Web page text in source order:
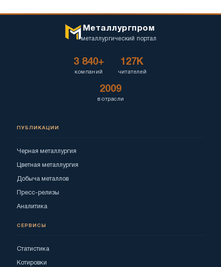
Металлургпром
металлургический портал
3 840+
компаний
127K
читателей
2009
в отрасли
ПУБЛИКАЦИИ
Черная металлургия
Цветная металлургия
Добыча металлов
Пресс-релизы
Аналитика
СЕРВИСЫ
Статистика
Котировки